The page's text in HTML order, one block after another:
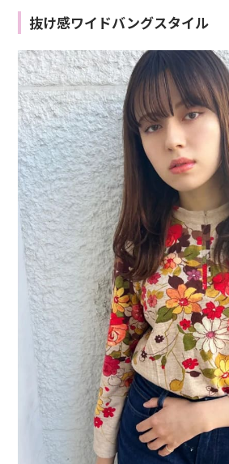
抜け感ワイドバングスタイル